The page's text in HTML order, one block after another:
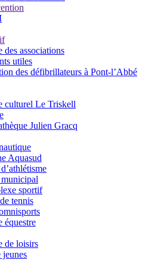
des associations
utiles
des défibrillateurs à Pont-l’Abbé
culturel Le Triskell
Julien Gracq
Aquasud
sportif
tennis
équestre
de loisirs
jeunes